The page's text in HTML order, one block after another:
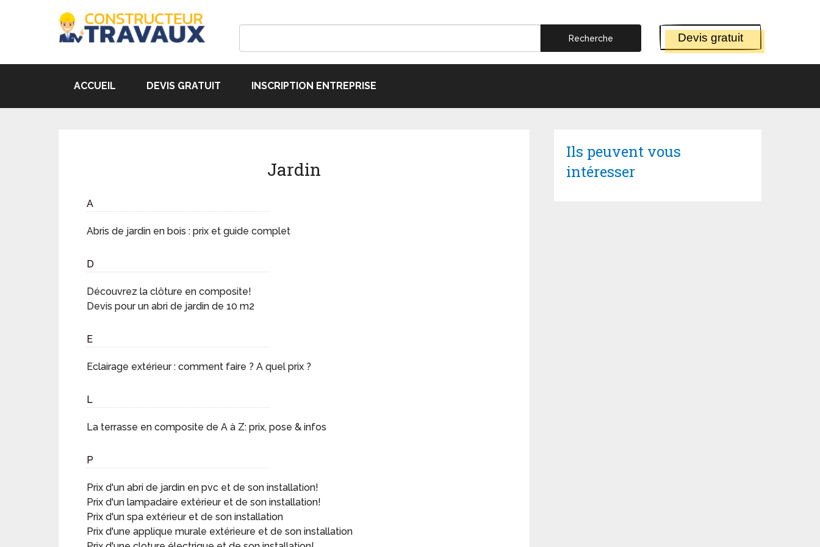
Devis gratuit
ACCUEIL DEVIS GRATUIT INSCRIPTION ENTREPRISE
Jardin
A
Abris de jardin en bois : prix et guide complet
D
Découvrez la clôture en composite!
Devis pour un abri de jardin de 10 m2
E
Eclairage extérieur : comment faire ? A quel prix ?
L
La terrasse en composite de A à Z: prix, pose & infos
P
Prix d'un abri de jardin en pvc et de son installation!
Prix d'un lampadaire extérieur et de son installation!
Prix d'un spa extérieur et de son installation
Prix d'une applique murale extérieure et de son installation
Ils peuvent vous
intéresser